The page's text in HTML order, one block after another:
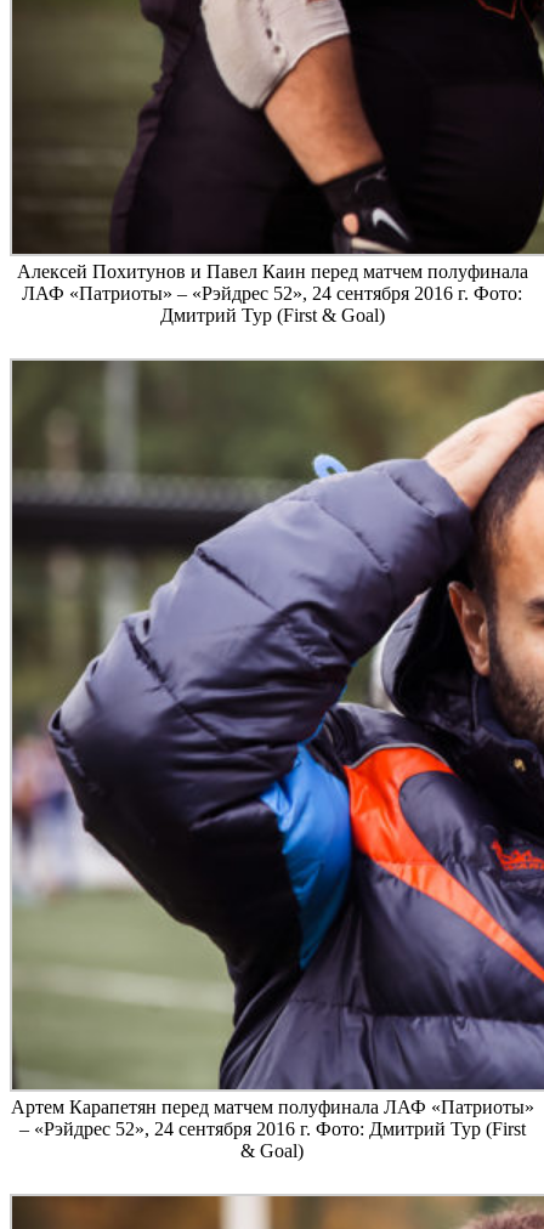
Алексей Похитунов и Павел Каин перед матчем полуфинала
ЛАФ «Патриоты» – «Рэйдрес 52», 24 сентября 2016 г. Фото:
Дмитрий Тур (First & Goal)
Артем Карапетян перед матчем полуфинала ЛАФ «Патриоты»
– «Рэйдрес 52», 24 сентября 2016 г. Фото: Дмитрий Тур (First
& Goal)